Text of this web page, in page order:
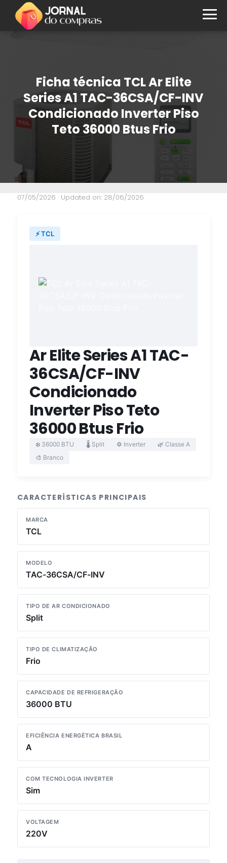
Ficha técnica TCL Ar Elite
Series A1 TAC-36CSA/CF-INV
Condicionado Inverter Piso
Teto 36000 Btus Frio
07/05/2026 · Updated on: 28/06/2026
⚡ TCL
Ar Elite Series A1 TAC-
36CSA/CF-INV
Condicionado
Inverter Piso Teto
36000 Btus Frio
❄️ 36000 BTU 🌡️ Split ⚙️ Inverter
🌿 Classe A
🎨 Branco
CARACTERÍSTICAS PRINCIPAIS
MARCA
TCL
MODELO
TAC-36CSA/CF-INV
TIPO DE AR CONDICIONADO
Split
TIPO DE CLIMATIZAÇÃO
Frio
CAPACIDADE DE REFRIGERAÇÃO
36000 BTU
EFICIÊNCIA ENERGÉTICA BRASIL
A
COM TECNOLOGIA INVERTER
Sim
VOLTAGEM
220V